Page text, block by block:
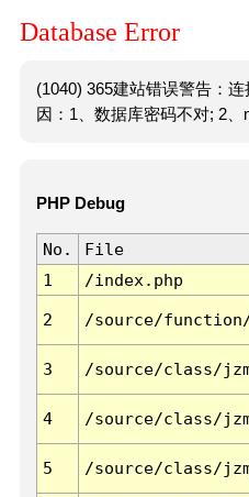
Database Error
(1040) 365建站错误警告：
因：1、数据库密码不对; 2、
PHP Debug
No. File
1
/index.php
2 /source/
3 /source/class/
4 /source/class/
5 /source/class/